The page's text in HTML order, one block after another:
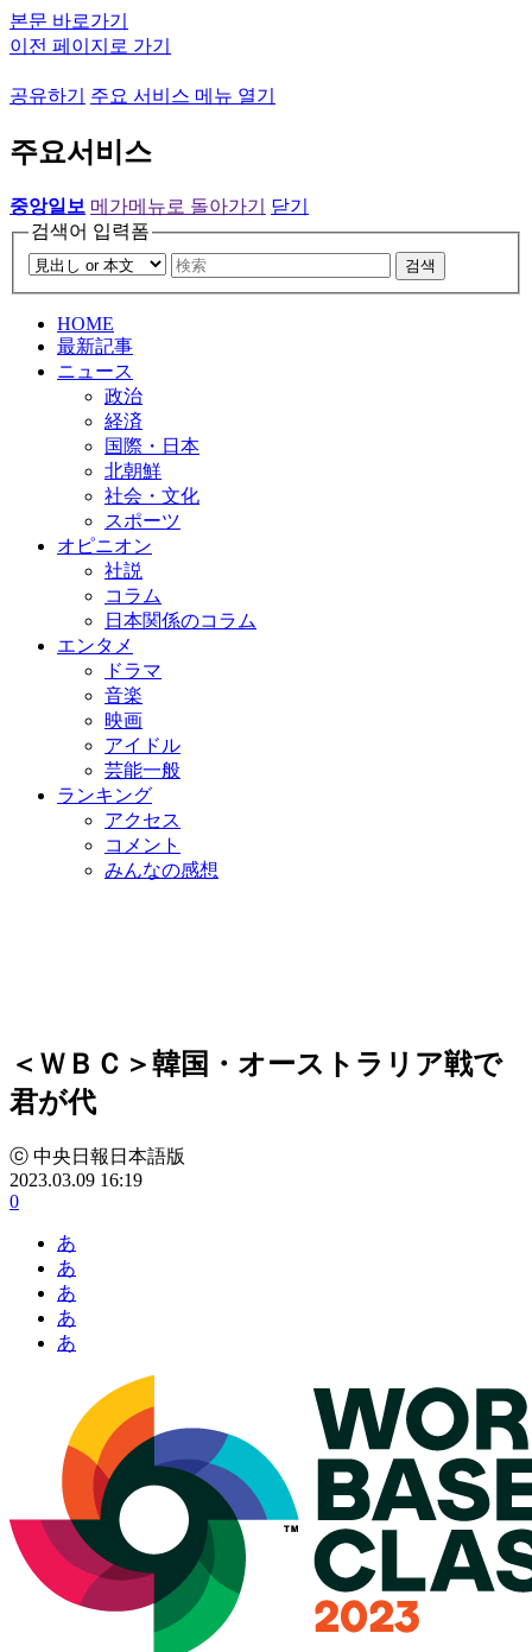
본문 바로가기
이전 페이지로 가기
공유하기 주요 서비스 메뉴 열기
주요서비스
중앙일보 메가메뉴로 돌아가기
닫기
검색어 입력폼
검색
HOME
最新記事
ニュース
政治
経済
国際・日本
北朝鮮
社会・文化
スポーツ
オピニオン
社説
コラム
日本関係のコラム
エンタメ
ドラマ
音楽
映画
アイドル
芸能一般
ランキング
アクセス
コメント
みんなの感想
＜ＷＢＣ＞韓国・オーストラリア戦で
君が代
ⓒ 中央日報日本語版
2023.03.09 16:19
0
あ
あ
あ
あ
あ